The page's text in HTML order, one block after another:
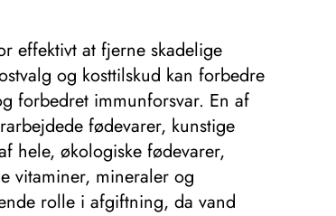
effektivt at fjerne skadelige
og kosttilskud kan forbedre
forbedret immunforsvar. En af
fødevarer, kunstige
hele, økologiske fødevarer,
vitaminer, mineraler og
rolle i afgiftning, da vand